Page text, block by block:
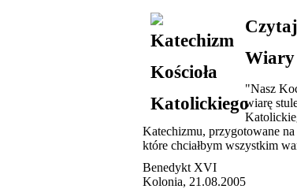
Wiary
"Nasz
wiarę
Katechizmu, przygotowane
które chciałbym wszystkim
Benedykt XVI
Kolonia, 21.08.2005